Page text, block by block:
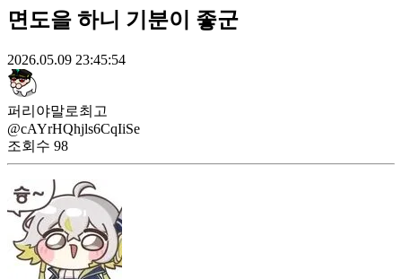
면도을 하니 기분이 좋군
2026.05.09 23:45:54
퍼리야말로최고
@cAYrHQhjls6CqIiSe
조회수 98